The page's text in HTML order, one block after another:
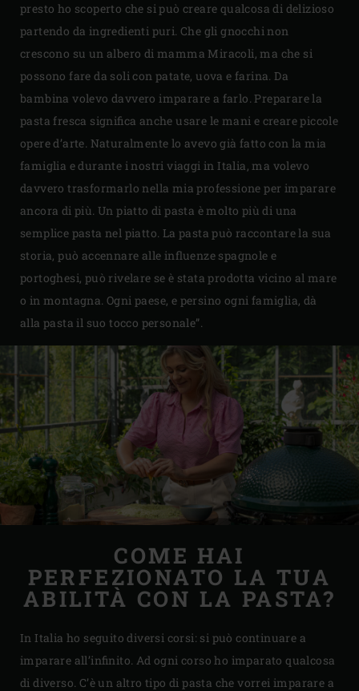
presto ho scoperto che si può creare qualcosa di delizioso
partendo da ingredienti puri. Che gli gnocchi non
crescono su un albero di mamma Miracoli, ma che si
possono fare da soli con patate, uova e farina. Da
bambina volevo davvero imparare a farlo. Preparare la
pasta fresca significa anche usare le mani e creare piccole
opere d’arte. Naturalmente lo avevo già fatto con la mia
famiglia e durante i nostri viaggi in Italia, ma volevo
davvero trasformarlo nella mia professione per imparare
ancora di più. Un piatto di pasta è molto più di una
semplice pasta nel piatto. La pasta può raccontare la sua
storia, può accennare alle influenze spagnole e
portoghesi, può rivelare se è stata prodotta vicino al mare
o in montagna. Ogni paese, e persino ogni famiglia, dà
alla pasta il suo tocco personale”.
COME HAI
PERFEZIONATO LA TUA
ABILITÀ CON LA PASTA?
In Italia ho seguito diversi corsi: si può continuare a
imparare all’infinito. Ad ogni corso ho imparato qualcosa
di diverso. C’è un altro tipo di pasta che vorrei imparare a